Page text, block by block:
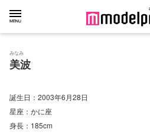
みなみ
美波
誕生日： 2003年6月28日
星座： かに座
身長： 185cm